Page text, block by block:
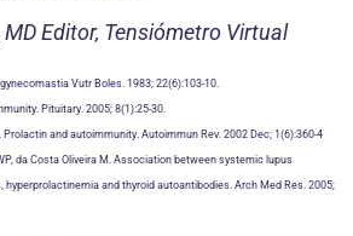
Editor, Tensiómetro Virtual
Vutr Boles. 1983; 22(6):103-10.
Pituitary. 2005; 8(1):25-30.
Prolactin and autoimmunity. Autoimmun Rev. 2002 Dec; 1(6):360-4
da Costa Oliveira M. Association between systemic lupus
and thyroid autoantibodies. Arch Med Res. 2005;